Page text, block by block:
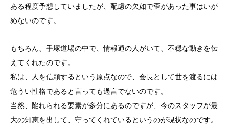
ある程度予想していましたが、配慮の欠如で歪があった事はいが
めないのです。
もちろん、手塚道場の中で、情報通の人がいて、不穏な動きを伝
えてくれたのです。
私は、人を信頼するという原点なので、会長として世を渡るには
危うい性格であると言っても過言でないのです。
当然、陥れられる要素が多分にあるのですが、今のスタッフが最
大の知恵を出して、守ってくれているというのが現状なのです。